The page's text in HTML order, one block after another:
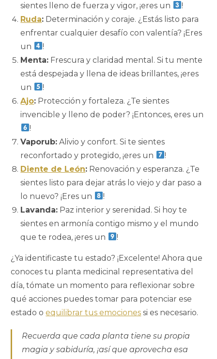
sientes lleno de fuerza y vigor, ¡eres un
!
Ruda: Determinación y coraje. ¿Estás listo para
enfrentar cualquier desafío con valentía? ¡Eres
un
!
Menta: Frescura y claridad mental. Si tu mente
está despejada y llena de ideas brillantes, ¡eres
un
!
Ajo: Protección y fortaleza. ¿Te sientes
invencible y lleno de poder? ¡Entonces, eres un
!
Vaporub: Alivio y confort. Si te sientes
reconfortado y protegido, ¡eres un
!
Diente de León: Renovación y esperanza. ¿Te
sientes listo para dejar atrás lo viejo y dar paso a
lo nuevo? ¡Eres un
!
Lavanda: Paz interior y serenidad. Si hoy te
sientes en armonía contigo mismo y el mundo
que te rodea, ¡eres un
!
¿Ya identificaste tu estado? ¡Excelente! Ahora que
conoces tu planta medicinal representativa del
día, tómate un momento para reflexionar sobre
qué acciones puedes tomar para potenciar ese
estado oequilibrar tus emociones si es necesario.
Recuerda que cada planta tiene su propia
magia y sabiduría, ¡así que aprovecha esa